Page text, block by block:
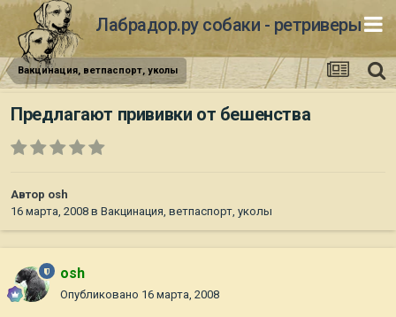
Лабрадор.ру собаки - ретриверы
Вакцинация, ветпаспорт, уколы
Предлагают прививки от бешенства
Автор osh
16 марта, 2008 в Вакцинация, ветпаспорт, уколы
osh
Опубликовано 16 марта, 2008